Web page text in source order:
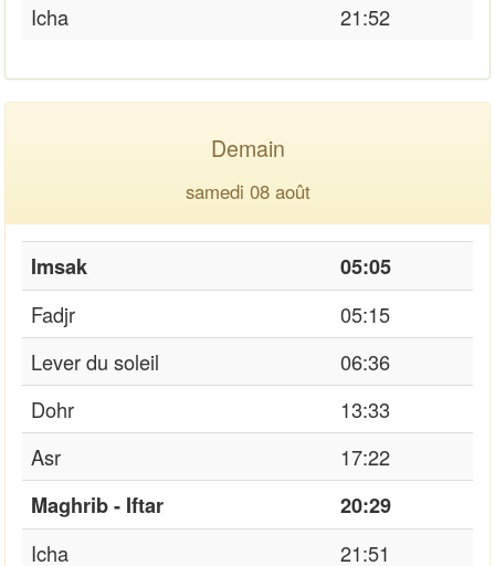
Icha
21:52
Demain
samedi 08 août
Imsak
05:05
Fadjr
05:15
Lever du soleil
06:36
Dohr
13:33
Asr
17:22
Maghrib - Iftar
20:29
Icha
21:51